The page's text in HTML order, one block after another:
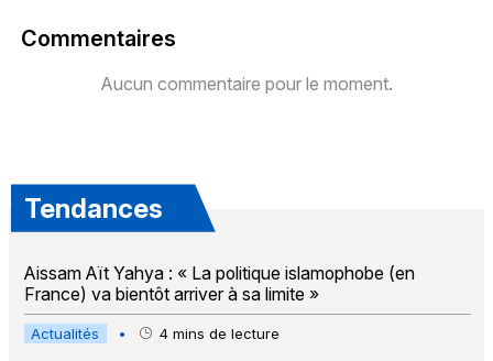
Commentaires
Aucun commentaire pour le moment.
Tendances
Aissam Aït Yahya : « La politique islamophobe (en
France) va bientôt arriver à sa limite »
Actualités • 4 mins de lecture